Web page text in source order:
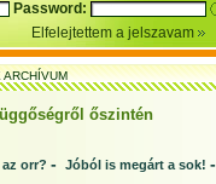
Password:
Elfelejtettem a jelszavam
ARCHÍVUM
őszintén
orr? - Jóból is megárt a sok!